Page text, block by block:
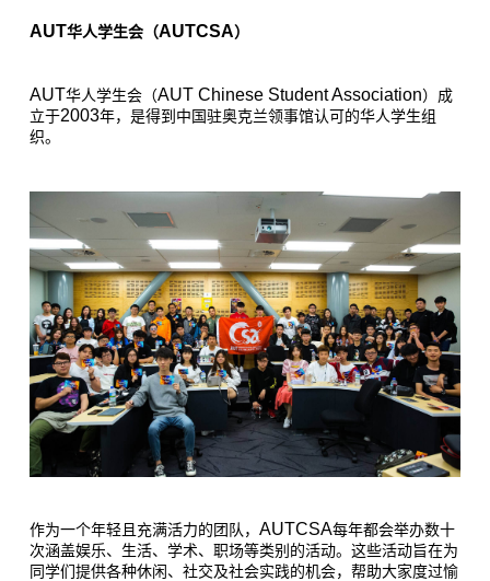
AUT华人学生会（AUTCSA）
AUT华人学生会（AUT Chinese Student Association）成
立于2003年，是得到中国驻奥克兰领事馆认可的华人学生组
织。
作为一个年轻且充满活力的团队， AUTCSA每年都会举办数十
次涵盖娱乐、生活、学术、职场等类别的活动。这些活动旨在为
同学们提供各种休闲、社交及社会实践的机会，帮助大家度过愉